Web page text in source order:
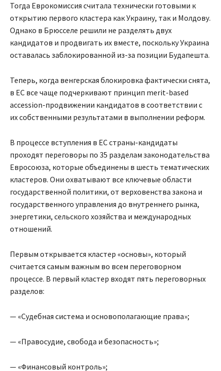
Тогда Еврокомиссия считала технически готовыми к
открытию первого кластера как Украину, так и Молдову.
Однако в Брюсселе решили не разделять двух
кандидатов и продвигать их вместе, поскольку Украина
оставалась заблокированной из-за позиции Будапешта.
Теперь, когда венгерская блокировка фактически снята,
в ЕС все чаще подчеркивают принцип merit-based
accession-продвижении кандидатов в соответствии с
их собственными результатами в выполнении реформ.
В процессе вступления в ЕС страны-кандидаты
проходят переговоры по 35 разделам законодательства
Евросоюза, которые объединены в шесть тематических
кластеров. Они охватывают все ключевые области
государственной политики, от верховенства закона и
государственного управления до внутреннего рынка,
энергетики, сельского хозяйства и международных
отношений.
Первым открывается кластер «основы», который
считается самым важным во всем переговорном
процессе. В первый кластер входят пять переговорных
разделов:
— «Судебная система и основополагающие права»;
— «Правосудие, свобода и безопасность»;
— «Финансовый контроль»;